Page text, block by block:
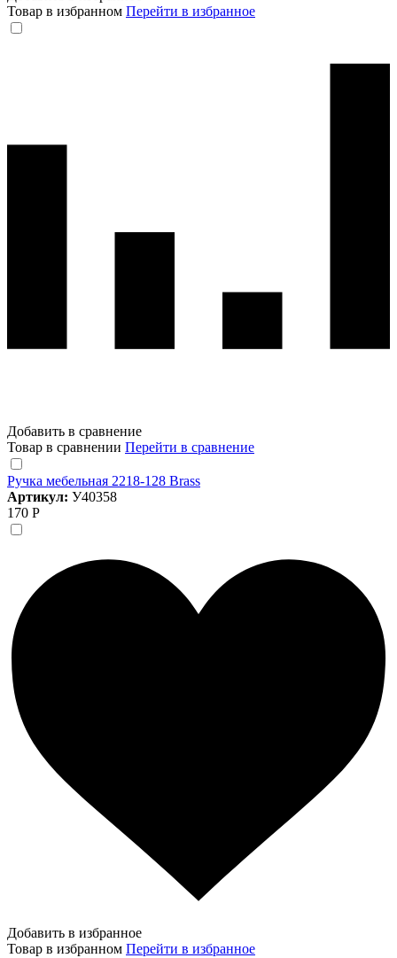
Товар в избранном Перейти в избранное
Добавить в сравнение
Товар в сравнении Перейти в сравнение
Ручка мебельная 2218-128 Brass
Артикул: У40358
170 Р
Добавить в избранное
Товар в избранном Перейти в избранное